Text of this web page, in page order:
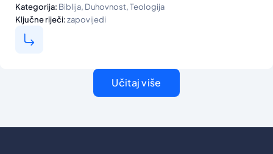
Kategorija: Biblija, Duhovnost,Teologija
Ključne riječi:zapovijedi
Učitaj više